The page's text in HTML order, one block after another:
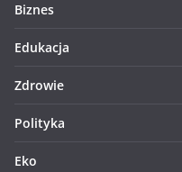
Biznes
Edukacja
Zdrowie
Polityka
Eko